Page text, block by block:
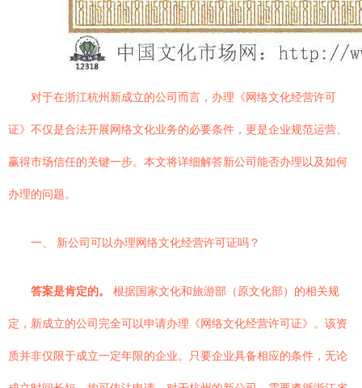
对于在浙江杭州新成立的公司而言，办理《网络文化经营许可
证》不仅是合法开展网络文化业务的必要条件，更是企业规范运营、
赢得市场信任的关键一步。本文将详细解答新公司能否办理以及如何
办理的问题。
一、 新公司可以办理网络文化经营许可证吗？
答案是肯定的。 根据国家文化和旅游部（原文化部）的相关规
定，新成立的公司完全可以申请办理《网络文化经营许可证》。该资
质并非仅限于成立一定年限的企业。只要企业具备相应的条件，无论